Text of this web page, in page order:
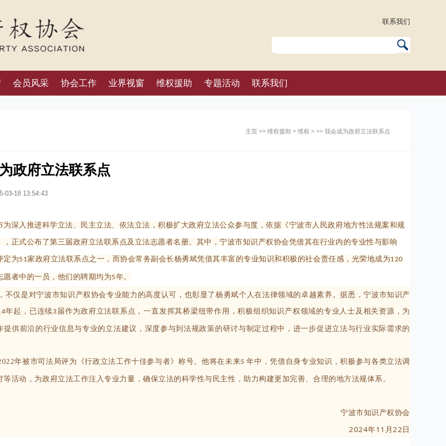
联系我们
会员风采 协会工作 业界视窗 维权援助 专题活动 联系我们
主页 >> 维权援助 > 维权 > >> 我会成为政府立法联系点
政府立法联系点
03-18 13:54:43
为深入推进科学立法、民主立法、依法立法，积极扩大政府立法公众参与度，依据《宁波市人民政府地方性法规案和规
，正式公布了第三届政府立法联系点及立法志愿者名册。其中，宁波市知识产权协会凭借其在行业内的专业性与影响
定为51家政府立法联系点之一，而协会常务副会长杨勇斌凭借其丰富的专业知识和积极的社会责任感，光荣地成为120
愿者中的一员，他们的聘期均为5年。
仅是对宁波市知识产权协会专业能力的高度认可，也彰显了杨勇斌个人在法律领域的卓越素养。据悉，宁波市知识产
年起，已连续3 届作为政府立法联系点，一直发挥其桥梁纽带作用，积极组织知识产权领域的专业人士及相关资源，为
提供前沿的行业信息与专业的立法建议，深度参与到法规政策的研讨与制定过程中，进一步促进立法与行业实际需求的
年被市司法局评为《行政立法工作十佳参与者》称号。他将在未来5年中，凭借自身专业知识，积极参与各类立法调
等活动，为政府立法工作注入专业力量，确保立法的科学性与民主性，助力构建更加完善、合理的地方法规体系。
宁波市知识产权协会
2024年11月22日